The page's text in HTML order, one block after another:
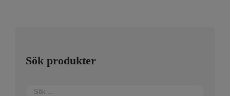
Sök produkter